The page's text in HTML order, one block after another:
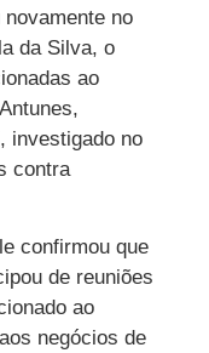
no
da Silva, o
ao
investigado no
contra
confirmou que
de reuniões
ao
negócios de